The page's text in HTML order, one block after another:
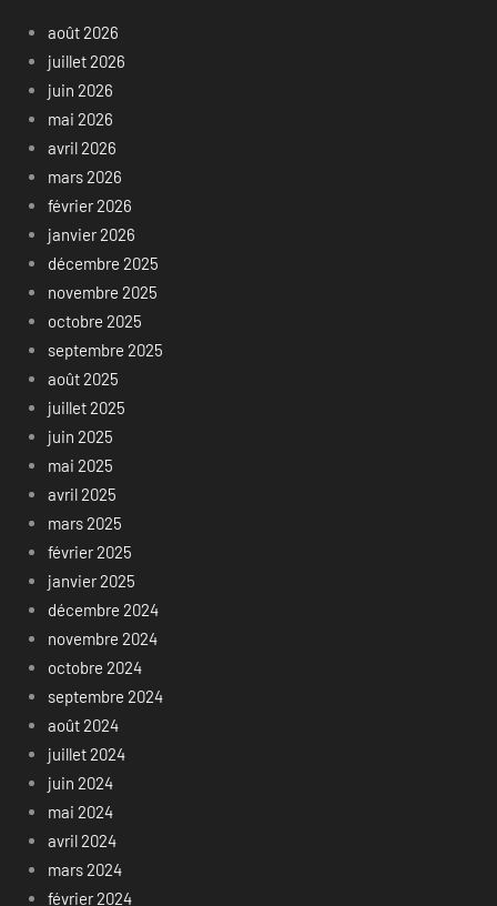
août 2026
juillet 2026
juin 2026
mai 2026
avril 2026
mars 2026
février 2026
janvier 2026
décembre 2025
novembre 2025
octobre 2025
septembre 2025
août 2025
juillet 2025
juin 2025
mai 2025
avril 2025
mars 2025
février 2025
janvier 2025
décembre 2024
novembre 2024
octobre 2024
septembre 2024
août 2024
juillet 2024
juin 2024
mai 2024
avril 2024
mars 2024
février 2024